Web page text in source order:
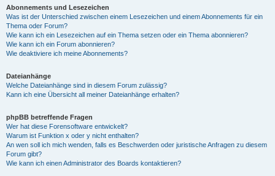
Abonnements und Lesezeichen
Was ist der Unterschied zwischen einem Lesezeichen und einem Abonnements für ein
Thema oder Forum?
Wie kann ich ein Lesezeichen auf ein Thema setzen oder ein Thema abonnieren?
Wie kann ich ein Forum abonnieren?
Wie deaktiviere ich meine Abonnements?
Dateianhänge
Welche Dateianhänge sind in diesem Forum zulässig?
Kann ich eine Übersicht all meiner Dateianhänge erhalten?
phpBB betreffende Fragen
Wer hat diese Forensoftware entwickelt?
Warum ist Funktion x oder y nicht enthalten?
An wen soll ich mich wenden, falls es Beschwerden oder juristische Anfragen zu diesem
Forum gibt?
Wie kann ich einen Administrator des Boards kontaktieren?